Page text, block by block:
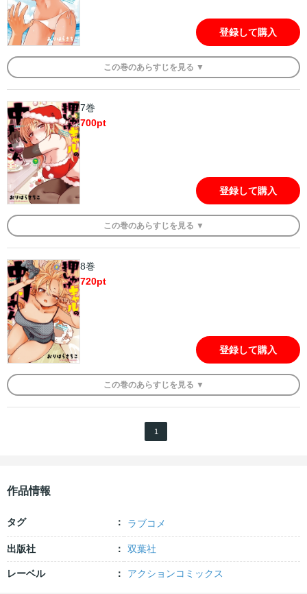
登録して購入
この巻のあらすじを 見る ▼
7巻
700pt
登録して購入
この巻のあらすじを 見る ▼
8巻
720pt
登録して購入
この巻のあらすじを 見る ▼
1
作品情報
タグ ラブコメ
出版社 双葉社
レーベル アクションコミックス